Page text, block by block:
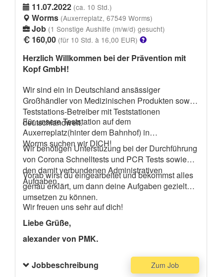
11.07.2022 (ca. 10 Std.)
Worms (Auxerreplatz, 67549 Worms)
Job (1 Sonstige Aushilfe (m/w/d) gesucht)
160,00 (für 10 Std. à 16,00 EUR)
Herzlich Willkommen bei der Prävention mit
Kopf GmbH!
Wir sind ein in Deutschland ansässiger
Großhändler von Medizinischen Produkten sowie
Teststations-Betreiber mit Teststationen
deutschlandweit.
Für unsere Teststation auf dem
Auxerreplatz(hinter dem Bahnhof) in
Worms suchen wir DICH!
Wir benötigen Unterstüzung bei der Durchführung
von Corona Schnelltests und PCR Tests sowie
den damit verbundenen Administrativen
Aufgaben.
Vorab wirst du eingearbeitet und bekommst alles
genau erklärt, um dann deine Aufgaben gezielt
umsetzen zu können.
Wir freuen uns sehr auf dich!
Liebe Grüße,
alexander von PMK.
Jobbeschreibung Zum Job